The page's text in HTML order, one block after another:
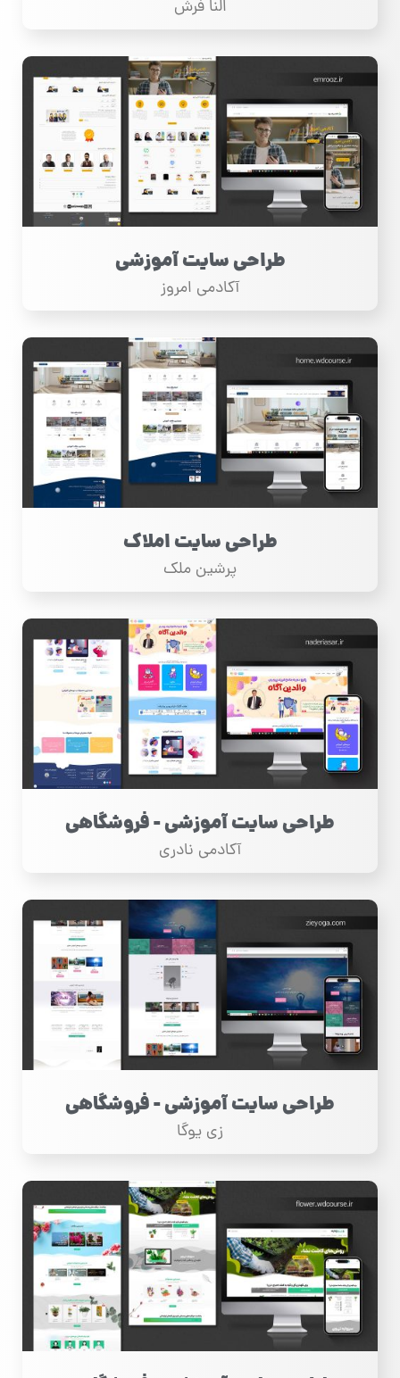
النا فرش
طراحی سایت آموزشی
آکادمی امروز
طراحی سایت املاک
پرشین ملک
طراحی سایت آموزشی - فروشگاهی
آکادمی نادری
طراحی سایت آموزشی - فروشگاهی
زی یوگا